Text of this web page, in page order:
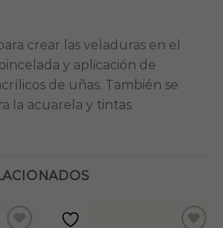
crear las veladuras en el
y aplicación de
de uñas. También se
la acuarela y tintas.